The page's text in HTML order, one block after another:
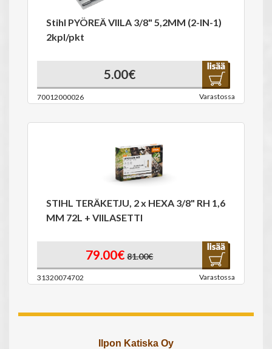
Stihl PYÖREÄ VIILA 3/8" 5,2MM (2-IN-1)
2kpl/pkt
5.00€
70012000026 Varastossa
STIHL TERÄKETJU, 2 x HEXA 3/8" RH 1,6
MM 72L + VIILASETTI
79.00€ 81.00€
31320074702 Varastossa
Ilpon Katiska Oy